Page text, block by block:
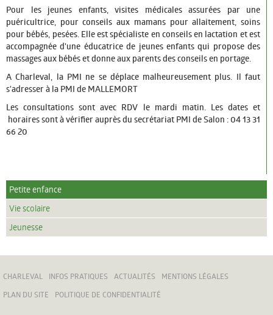
Pour les jeunes enfants, visites médicales assurées par une
puéricultrice, pour conseils aux mamans pour allaitement, soins
pour bébés, pesées. Elle est spécialiste en conseils en lactation et est
accompagnée d'une éducatrice de jeunes enfants qui propose des
massages aux bébés et donne aux parents des conseils en portage.
A Charleval, la PMI ne se déplace malheureusement plus. Il faut
s'adresser à la PMI de MALLEMORT
Les consultations sont avec RDV le mardi matin. Les dates et
horaires sont à vérifier auprès du secrétariat PMI de Salon : 04 13 31
66 20
Petite enfance
Vie scolaire
Jeunesse
CHARLEVAL INFOS PRATIQUES ACTUALITÉS
MENTIONS LÉGALES
PLAN DU SITE
POLITIQUE DE CONFIDENTIALITÉ